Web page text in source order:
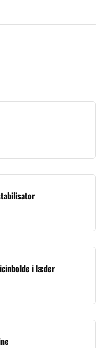
i læder